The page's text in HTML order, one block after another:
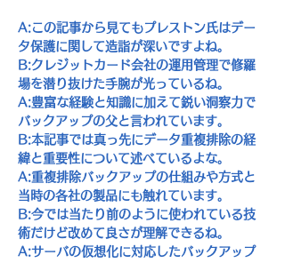
A:この記事から見てもプレストン氏はデー
タ保護に関して造詣が深いですよね。
B:クレジットカード会社の運用管理で修羅
場を潜り抜けた手腕が光っているね。
A:豊富な経験と知識に加えて鋭い洞察力で
バックアップの父と言われています。
B:本記事では真っ先にデータ重複排除の経
緯と重要性について述べているよな。
A:重複排除バックアップの仕組みや方式と
当時の各社の製品にも触れています。
B:今では当たり前のように使われている技
術だけど改めて良さが理解できるね。
A:サーバの仮想化に対応したバックアップ